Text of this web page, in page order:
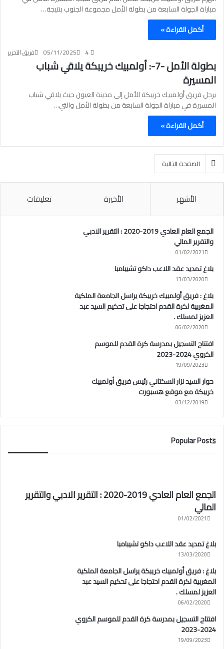
مباراة الجولة السابعة من بطولة الأمل مجموعة الجنوب بنتيجة…
أكمل القراءة »
فريق التحرير 05/11/2025
بطولة الأمل -7-: أولمبيك خريبكة يلاقي شباب
المسيرة
يرحل فريق أولمبيك خريبكة للأمل إلى مدينة العيون حيث يلاقي شباب
المسيرة في مباراة الجولة السابعة من بطولة الأمل والتي…
أكمل القراءة »
الصفحة التالية
الأشهر الأخيرة تعليقات
الجمع العام العادي 2019-2020 : التقرير الادبي
والتقرير المالي
01/02/2021
بلاغ تمديد عقد اللاعب داكو تشيبامبا
13/03/2020
بلاغ : فريق أولمبيك خريبكة يراسل الجامعة الملكية
المغربية لكرة القدم احتجاجا على تحكيم السيد عبد
العزيز لمسلك .
06/02/2020
افتتاح التسجيل بمدرسة كرة القدم للموسم
الكروي 2024-2023
19/09/2023
حوار السيد نزار السكتاني رئيس فريق أولمبيك
خريبكة مع موقع هسبورت
03/12/2019
Popular Posts
الجمع العام العادي 2019-2020 : التقرير الادبي والتقرير
المالي
01/02/2021
بلاغ تمديد عقد اللاعب داكو تشيبامبا
13/03/2020
بلاغ : فريق أولمبيك خريبكة يراسل الجامعة الملكية
المغربية لكرة القدم احتجاجا على تحكيم السيد عبد
العزيز لمسلك .
06/02/2020
افتتاح التسجيل بمدرسة كرة القدم للموسم الكروي
2024-2023
19/09/2023